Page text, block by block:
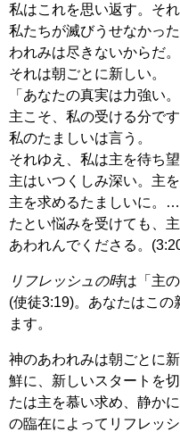
私はこれを思い返す。そ
私たちが滅びうせなかっ
われみは尽きないからだ。
それは朝ごとに新しい。
「あなたの真実は力強い。
主こそ、私の受ける分で
私のたましいは言う。
それゆえ、私は主を待ち望
主はいつくしみ深い。主を
主を求めるたましいに。…
たとい悩みを受けても、
あわれんでくださる。
リフレッシュの時は「主
(使徒3:19)。あなたはこの
ます。
神のあわれみは朝ごとに
鮮に、新しいスタートを
たは主を慕い求め、静か
の臨在によってリフレッ